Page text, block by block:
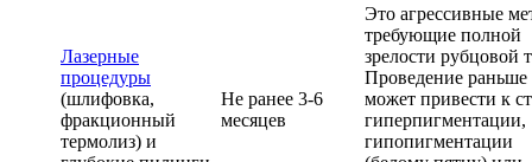
Лазерные
процедуры
(шлифовка,
фракционный
термолиз) и
Не ранее 3-6
месяцев
Это агрессивные
требующие полной
зрелости рубцовой
Проведение раньше
может привести к
гиперпигментации,
гипопигментации